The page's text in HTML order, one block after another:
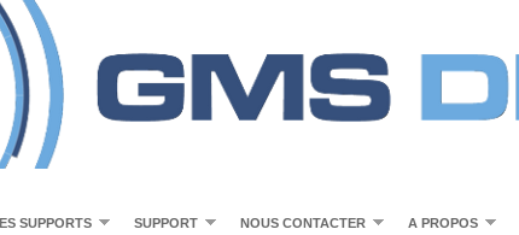
SUPPORTS SUPPORT NOUS CONTACTER A PROPOS